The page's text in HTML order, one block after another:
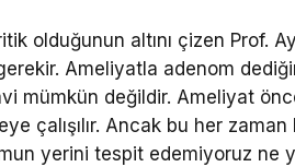
olduğunun altını çizen Prof.
Ameliyatla adenom
mümkün değildir. Ameliyat
Ancak bu her zaman
yerini tespit edemiyoruz ne